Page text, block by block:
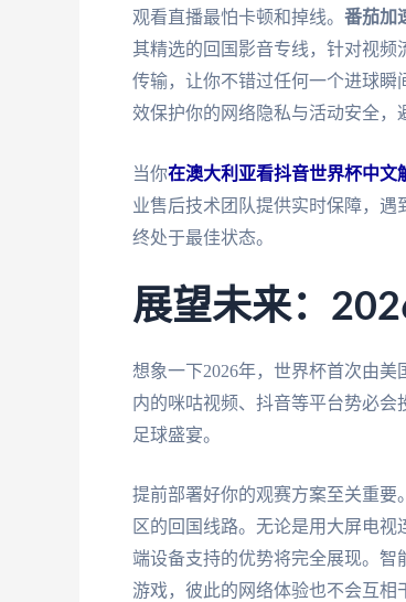
观看直播最怕卡顿和掉线。 番茄加
其精选的回国影音专线，针对视
传输，让你不错过任何一个进球
效保护你的网络隐私与活动安全，
当你在澳大利亚看抖音世界杯中文
业售后技术团队提供实时保障，
终处于最佳状态。
展望未来：
想象一下2026年，世界杯首次由
内的咪咕视频、抖音等平台势必
足球盛宴。
提前部署好你的观赛方案至关重要
区的回国线路。无论是用大屏电
端设备支持的优势将完全展现。
游戏，彼此的网络体验也不会互